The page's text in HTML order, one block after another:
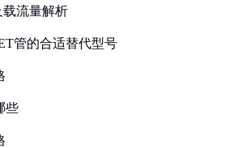
载流量解析
管的合适替代型号
些